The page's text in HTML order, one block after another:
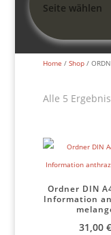
Seite wählen
Home / Shop/
Alle 5
Ordner DIN
Information
31,00€